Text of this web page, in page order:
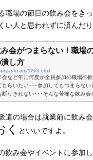
職場の節目の飲み会をき
い人と思われずに済んだり
会がつまらない！職場
し方
1263.html
など年に何度か全員参加の職場の
もらいたい･･･参加してもつまらない
断りきれない･･･そんな苦痛な飲み会
れを紹介しますね。会社の飲み会が
上司や同僚との付き合いもガチガチ
み会はいつも断ってました。それで
席が当たり前...
遣の場合は就業前に飲み
く
といいですよ。
飲み会やイベントに参加